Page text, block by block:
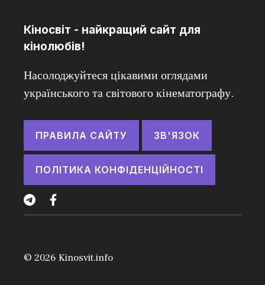
Кіносвіт - найкращий сайт для
кінолюбів!
Насолоджуйтеся цікавими оглядами
українського та світового кінематографу.
ПРАВИЛА САЙТУ ЗВ'ЯЗОК
ПОЛІТИКА КОНФІДЕНЦІЙНОСТІ
© 2026 Kinosvit.info